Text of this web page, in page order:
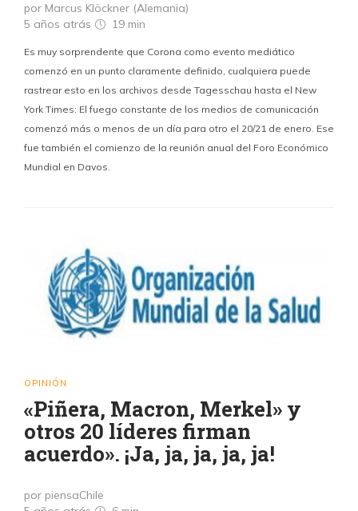
por Marcus Klöckner (Alemania)
5 años atrás
19 min
Es muy sorprendente que Corona como evento mediático
comenzó en un punto claramente definido, cualquiera puede
rastrear esto en los archivos desde Tagesschau hasta el New
York Times: El fuego constante de los medios de comunicación
comenzó más o menos de un día para otro el 20/21 de enero. Ese
fue también el comienzo de la reunión anual del Foro Económico
Mundial en Davos.
OPINIÓN
«Piñera, Macron, Merkel» y
otros 20 líderes firman
acuerdo». ¡Ja, ja, ja, ja, ja!
por piensaChile